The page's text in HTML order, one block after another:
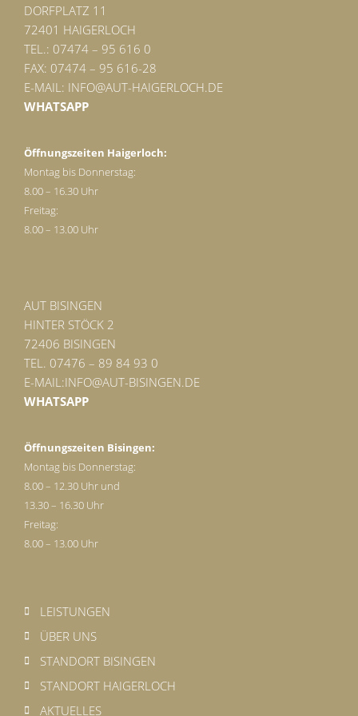
DORFPLATZ 11
72401 HAIGERLOCH
TEL.: 07474 – 95 616 0
FAX: 07474 – 95 616-28
E-MAIL: INFO@AUT-HAIGERLOCH.DE
WHATSAPP
Öffnungszeiten Haigerloch:
Montag bis Donnerstag:
8.00 – 16.30 Uhr
Freitag:
8.00 – 13.00 Uhr
AUT BISINGEN
HINTER STÖCK 2
72406 BISINGEN
TEL. 07476 – 89 84 93 0
E-MAIL:INFO@AUT-BISINGEN.DE
WHATSAPP
Öffnungszeiten Bisingen:
Montag bis Donnerstag:
8.00 – 12.30 Uhr und
13.30 – 16.30 Uhr
Freitag:
8.00 – 13.00 Uhr
LEISTUNGEN
ÜBER UNS
STANDORT BISINGEN
STANDORT HAIGERLOCH
AKTUELLES